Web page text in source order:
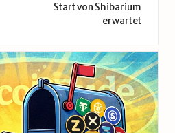
Start von Shibarium
erwartet